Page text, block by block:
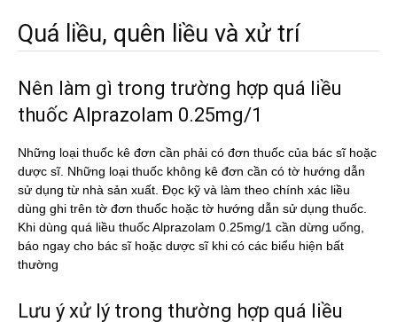
Quá liều, quên liều và xử trí
Nên làm gì trong trường hợp quá liều
thuốc Alprazolam 0.25mg/1
Những loại thuốc kê đơn cần phải có đơn thuốc của bác sĩ hoặc
dược sĩ. Những loại thuốc không kê đơn cần có tờ hướng dẫn
sử dụng từ nhà sản xuất. Đọc kỹ và làm theo chính xác liều
dùng ghi trên tờ đơn thuốc hoặc tờ hướng dẫn sử dụng thuốc.
Khi dùng quá liều thuốc Alprazolam 0.25mg/1 cần dừng uống,
báo ngay cho bác sĩ hoặc dược sĩ khi có các biểu hiện bất
thường
Lưu ý xử lý trong thường hợp quá liều